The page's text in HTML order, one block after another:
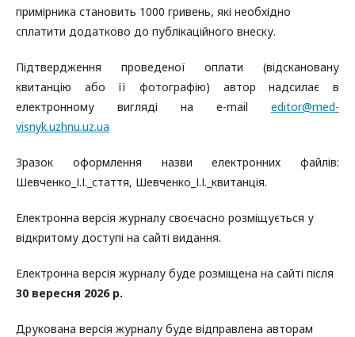
примірника становить 1000 гривень, які необхідно
сплатити додатково до публікаційного внеску.
Підтвердження проведеної оплати (відскановану
квитанцію або її фотографію) автор надсилає в
електронному вигляді на e-mail editor@med-
visnyk.uzhnu.uz.ua
Зразок оформлення назви електронних файлів:
Шевченко_І.І._стаття, Шевченко_І.І._квитанція.
Електронна версія журналу своєчасно розміщується у
відкритому доступі на сайті видання.
Електронна версія журналу буде розміщена на сайті після
30 вересня 2026 р.
Друкована версія журналу буде відправлена авторам